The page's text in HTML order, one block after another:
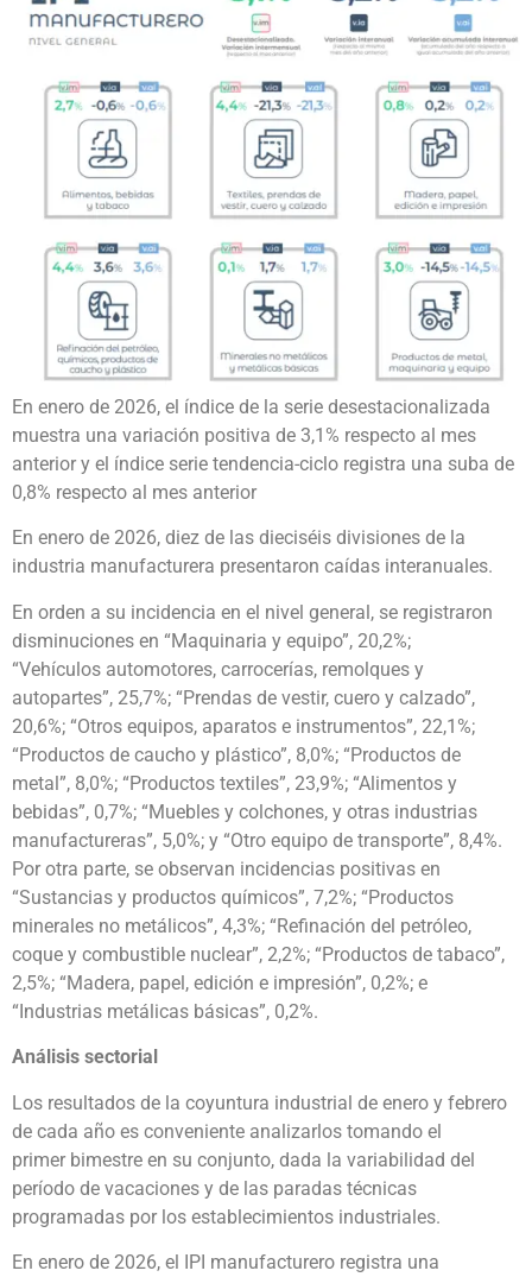
En enero de 2026, el índice de la serie desestacionalizada
muestra una variación positiva de 3,1% respecto al mes
anterior y el índice serie tendencia-ciclo registra una suba de
0,8% respecto al mes anterior
En enero de 2026, diez de las dieciséis divisiones de la
industria manufacturera presentaron caídas interanuales.
En orden a su incidencia en el nivel general, se registraron
disminuciones en “Maquinaria y equipo”, 20,2%;
“Vehículos automotores, carrocerías, remolques y
autopartes”, 25,7%; “Prendas de vestir, cuero y calzado”,
20,6%; “Otros equipos, aparatos e instrumentos”, 22,1%;
“Productos de caucho y plástico”, 8,0%; “Productos de
metal”, 8,0%; “Productos textiles”, 23,9%; “Alimentos y
bebidas”, 0,7%; “Muebles y colchones, y otras industrias
manufactureras”, 5,0%; y “Otro equipo de transporte”, 8,4%.
Por otra parte, se observan incidencias positivas en
“Sustancias y productos químicos”, 7,2%; “Productos
minerales no metálicos”, 4,3%; “Refinación del petróleo,
coque y combustible nuclear”, 2,2%; “Productos de tabaco”,
2,5%; “Madera, papel, edición e impresión”, 0,2%; e
“Industrias metálicas básicas”, 0,2%.
Análisis sectorial
Los resultados de la coyuntura industrial de enero y febrero
de cada año es conveniente analizarlos tomando el
primer bimestre en su conjunto, dada la variabilidad del
período de vacaciones y de las paradas técnicas
programadas por los establecimientos industriales.
En enero de 2026, el IPI manufacturero registra una